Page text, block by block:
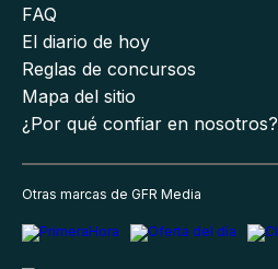
FAQ
El diario de hoy
Reglas de concursos
Mapa del sitio
¿Por qué confiar en nosotros?
Otras marcas de GFR Media